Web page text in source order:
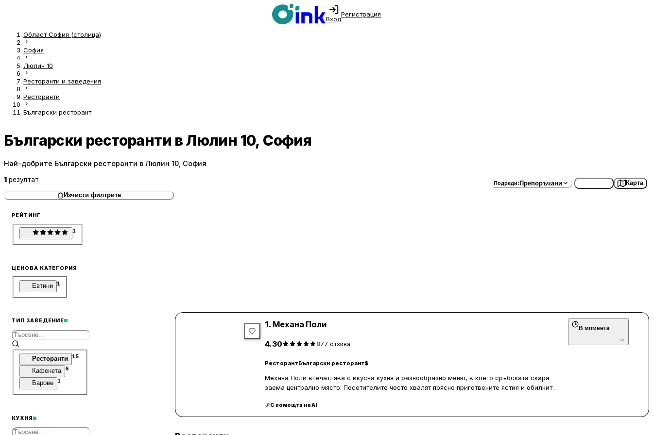
Вход
Регистрация
Област София (столица)
София
Люлин 10
Ресторанти и заведения
Ресторанти
Български ресторант
Български ресторанти в Люлин 10, София
Най-добрите Български ресторанти в Люлин 10, София
1 резултат Подреди:Препоръчани Карта
Изчисти филтрите
РЕЙТИНГ
1
ЦЕНОВА КАТЕГОРИЯ
Евтини 1
ТИП ЗАВЕДЕНИЕ
Ресторанти 15
Кафенета 6
Барове 1
КУХНЯ
1. Механа Поли
4.30 877 отзива
РесторантБългарски ресторант$
Механа Поли впечатлява с вкусна кухня и разнообразно меню, в което сръбската скара
заема централно място. Посетителите често хвалят прясно приготвените ястия и обилните
което допринася за приятната атмосфера. Обслужването е вежливо и бързо, въпреки че
понякога персоналът може да бъде недостатъчен при голямо натоварване.
С помощта на AI
В момента